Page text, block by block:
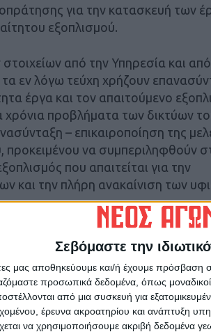
Σεβόμαστε την
μας αποθηκεύουμε και/ή έχουμε
προσωπικά δεδομένα, όπως
από μια συσκευή για
έρευνα ακροατηρίου και ανάπτυξη
να χρησιμοποιήσουμε ακριβή δεδομένα
για την κατασκευή των
εξοπλισμού.
από την Υπηρεσία και
εν λόγω τεύχη χρήζουν
έργα και τον απαιτούμενο
χρόνια προβλήματα των δικτύων
– επικαιροποίηση της
να συμπεριληφθούν
που απαιτείται για την
και την πλήρη ανακαίνιση των
του έργου, μεσολάβησαν
«DANIEL» & «ELIAS», οι
Σεπτέμβριο του 2023.
των γεωτρήσεων και των
απόφαση για πλήρη αναμόρφωση
κατά το δυνατόν τα
τα έργα που θα υλοποιηθούν